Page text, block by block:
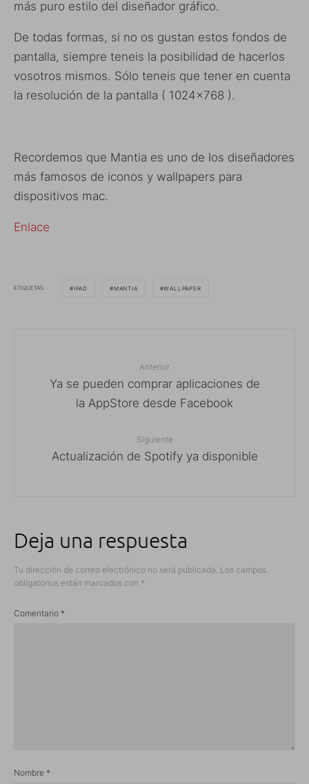
más puro estilo del diseñador gráfico.
De todas formas, si no os gustan estos fondos de
pantalla, siempre teneis la posibilidad de hacerlos
vosotros mismos. Sólo teneis que tener en cuenta
la resolución de la pantalla ( 1024×768 ).
Recordemos que Mantia es uno de los diseñadores
más famosos de iconos y wallpapers para
dispositivos mac.
Enlace
ETIQUETAS IPAD MANTIA WALLPAPER
Anterior
Ya se pueden comprar aplicaciones de
la AppStore desde Facebook
Siguiente
Actualización de Spotify ya disponible
Deja una respuesta
Tu dirección de correo electrónico no será publicada. Los campos
obligatorios están marcados con *
Comentario *
Nombre *